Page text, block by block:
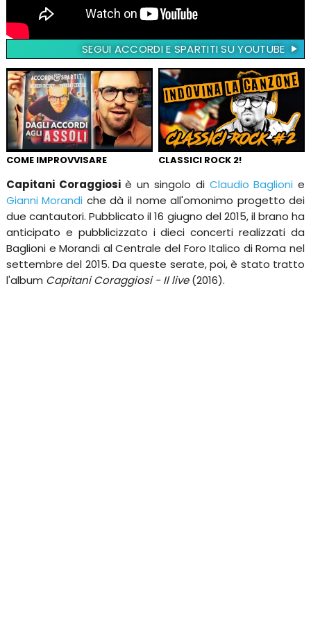
SEGUI ACCORDI E SPARTITI SU YOUTUBE
COME IMPROVVISARE CLASSICI ROCK 2!
Capitani Coraggiosiè un singolo di Claudio Baglioni e
Gianni Morandi che dà il nome all'omonimo progetto dei
due cantautori. Pubblicato il 16 giugno del 2015, il brano ha
anticipato e pubblicizzato i dieci concerti realizzati da
Baglioni e Morandi al Centrale del Foro Italico di Roma nel
settembre del 2015. Da queste serate, poi, è stato tratto
l'album Capitani Coraggiosi - Il live(2016).